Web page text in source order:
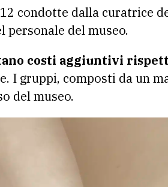
condotte dalla curatrice
personale del museo.
costi aggiuntivi
I gruppi, composti da un
del museo.